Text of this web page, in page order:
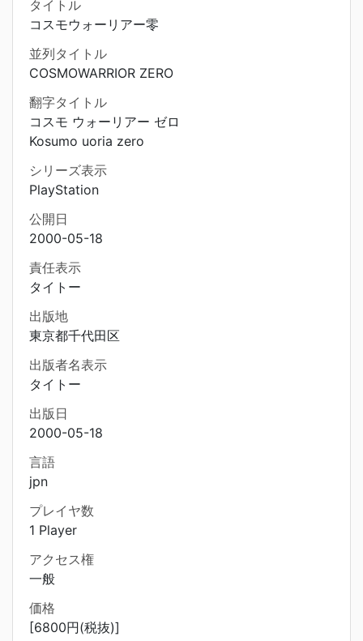
タイトル
コスモウォーリアー零
並列タイトル
COSMOWARRIOR ZERO
翻字タイトル
コスモ ウォーリアー ゼロ
Kosumo uoria zero
シリーズ表示
PlayStation
公開日
2000-05-18
責任表示
タイトー
出版地
東京都千代田区
出版者名表示
タイトー
出版日
2000-05-18
言語
jpn
プレイヤ数
1 Player
アクセス権
一般
価格
[6800円(税抜)]